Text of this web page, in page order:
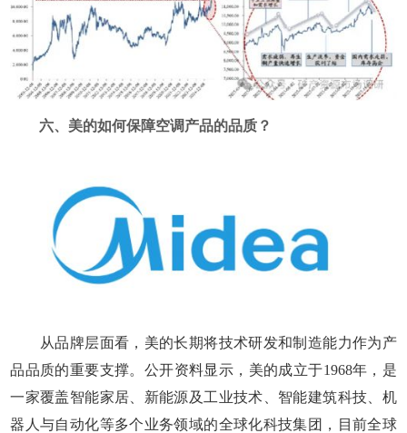
六、美的如何保障空调产品的品质？
从品牌层面看，美的长期将技术研发和制造能力作为产
品品质的重要支撑。公开资料显示，美的成立于1968年，是
一家覆盖智能家居、新能源及工业技术、智能建筑科技、机
器人与自动化等多个业务领域的全球化科技集团，目前全球